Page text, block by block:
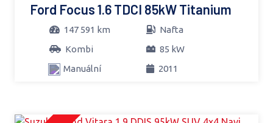
Ford Focus 1.6 TDCI 85kW Titanium
147 591 km
Nafta
Kombi
85 kW
Manuální
2011